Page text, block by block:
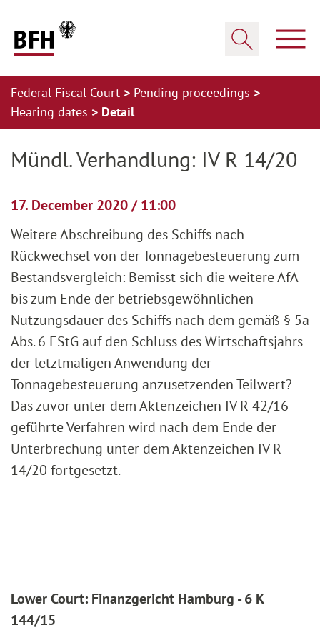
Federal Fiscal Court
Pending proceedings
Hearing dates
Detail
Mündl. Verhandlung: IV R 14/20
17. December 2020 / 11:00
Weitere Abschreibung des Schiffs nach
Rückwechsel von der Tonnagebesteuerung zum
Bestandsvergleich: Bemisst sich die weitere AfA
bis zum Ende der betriebsgewöhnlichen
Nutzungsdauer des Schiffs nach dem gemäß § 5a
Abs. 6 EStG auf den Schluss des Wirtschaftsjahrs
der letztmaligen Anwendung der
Tonnagebesteuerung anzusetzenden Teilwert?
Das zuvor unter dem Aktenzeichen IV R 42/16
geführte Verfahren wird nach dem Ende der
Unterbrechung unter dem Aktenzeichen IV R
14/20 fortgesetzt.
Lower Court: Finanzgericht Hamburg - 6 K
144/15